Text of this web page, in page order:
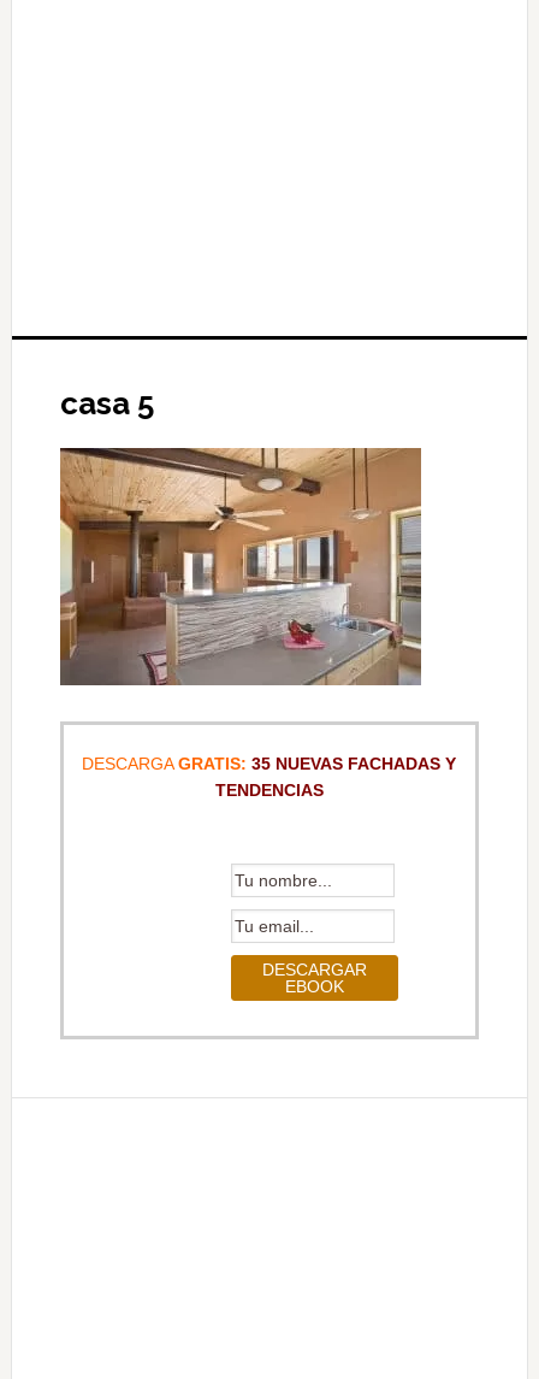
casa 5
DESCARGAGRATIS: 35 NUEVAS FACHADAS Y
TENDENCIAS